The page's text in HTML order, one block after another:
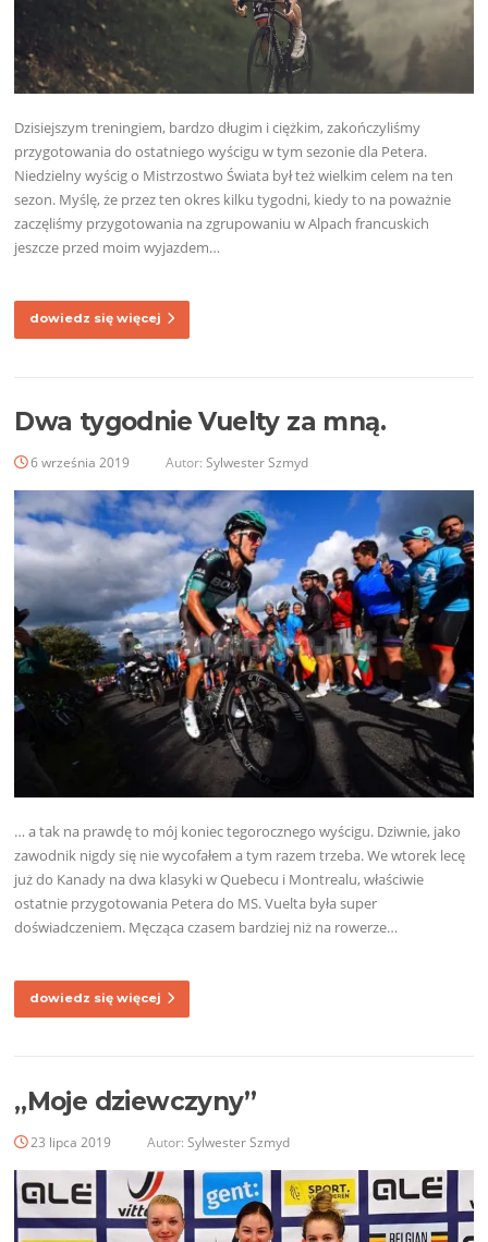
Dzisiejszym treningiem, bardzo długim i ciężkim, zakończyliśmy
przygotowania do ostatniego wyścigu w tym sezonie dla Petera.
Niedzielny wyścig o Mistrzostwo Świata był też wielkim celem na ten
sezon. Myślę, że przez ten okres kilku tygodni, kiedy to na poważnie
zaczęliśmy przygotowania na zgrupowaniu w Alpach francuskich
jeszcze przed moim wyjazdem…
dowiedz się więcej
Dwa tygodnie Vuelty za mną.
6 września 2019 Autor:Sylwester Szmyd
… a tak na prawdę to mój koniec tegorocznego wyścigu. Dziwnie, jako
zawodnik nigdy się nie wycofałem a tym razem trzeba. We wtorek lecę
już do Kanady na dwa klasyki w Quebecu i Montrealu, właściwie
ostatnie przygotowania Petera do MS. Vuelta była super
doświadczeniem. Męcząca czasem bardziej niż na rowerze…
dowiedz się więcej
„Moje dziewczyny”
23 lipca 2019 Autor:Sylwester Szmyd